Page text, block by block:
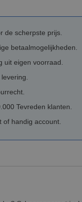
de scherpste prijs.
betaalmogelijkheden.
uit eigen voorraad.
Tevreden klanten.
of handig account.